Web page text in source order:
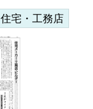
住宅・工務店